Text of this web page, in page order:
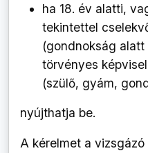
ha 18. év alatti,
tekintettel
(gondnokság
törvényes
(szülő, gyám,
nyújthatja be.
A kérelmet a